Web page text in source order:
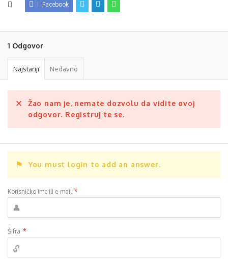
Facebook
1 Odgovor
Najstariji Nedavno
Žao nam je, nemate dozvolu da vidite ovoj
odgovor. Registruj te se.
You must login to add an answer.
Korisničko ime ili e-mail *
Šifra *